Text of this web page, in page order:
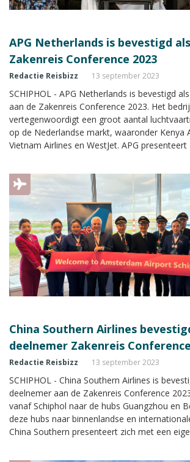
APG Netherlands is bevestigd
Zakenreis Conference 2023
Redactie Reisbizz 13 september 2023
SCHIPHOL - APG Netherlands is bevestigd
aan de Zakenreis Conference 2023. Het
vertegenwoordigt een groot aantal
op de Nederlandse markt, waaronder Kenya
Vietnam Airlines en WestJet. APG presenteert
Conference.
China Southern Airlines
deelnemer Zakenreis
Redactie Reisbizz 13 september 2023
SCHIPHOL - China Southern Airlines is
deelnemer aan de Zakenreis Conference
vanaf Schiphol naar de hubs Guangzhou en
deze hubs naar binnenlandse en
China Southern presenteert zich met een